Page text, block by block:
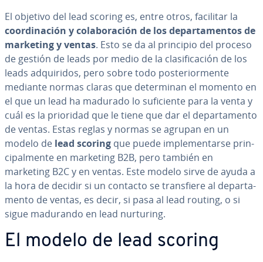
El objetivo del lead scoring es, entre otros, facilitar la
coor­di­na­ción y co­la­bo­ra­ción de los de­pa­r­ta­me­n­tos de
marketing y ventas. Esto se da al principio del proceso
de gestión de leads por medio de la cla­si­fi­ca­ción de los
leads ad­qui­ri­dos, pero sobre todo po­s­te­rio­r­me­n­te
mediante normas claras que de­te­r­mi­nan el momento en
el que un lead ha madurado lo su­fi­cie­n­te para la venta y
cuál es la prioridad que le tiene que dar el de­pa­r­ta­me­n­to
de ventas. Estas reglas y normas se agrupan en un
modelo de lead scoring que puede im­ple­me­n­tar­se pri­n­
ci­pa­l­me­n­te en marketing B2B, pero también en
marketing B2C y en ventas. Este modelo sirve de ayuda a
la hora de decidir si un contacto se tra­n­s­fie­re al de­pa­r­ta­
me­n­to de ventas, es decir, si pasa al lead routing, o si
sigue madurando en lead nurturing.
El modelo de lead scoring